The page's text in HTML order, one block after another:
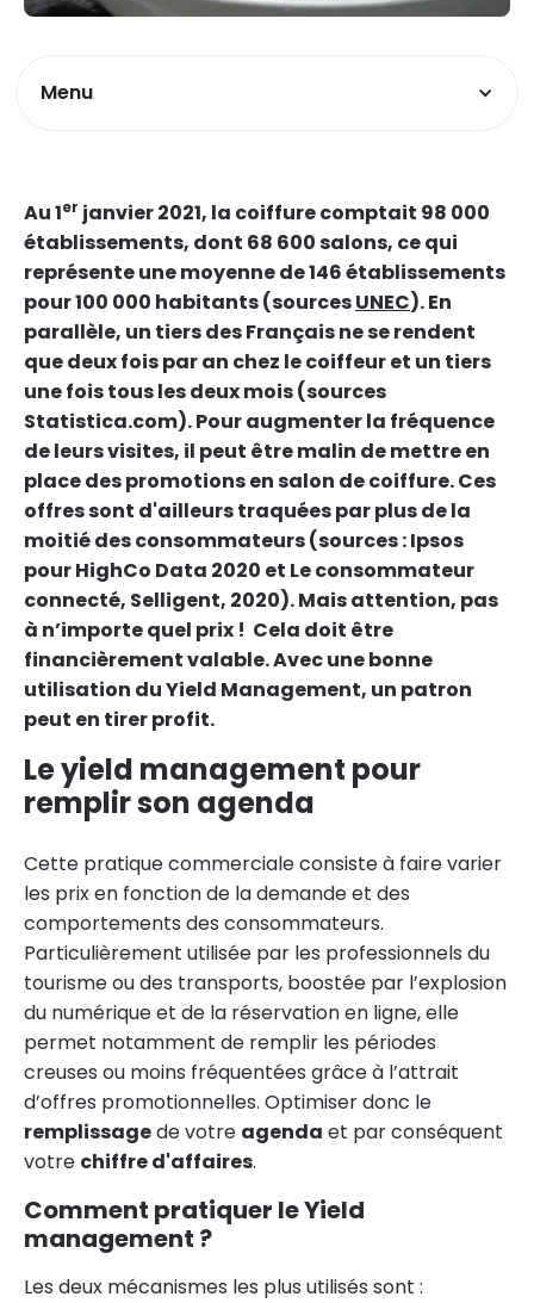
Menu
Au 1er janvier 2021, la coiffure comptait 98 000
établissements, dont 68 600 salons, ce qui
représente une moyenne de 146 établissements
pour 100 000 habitants (sourcesUNEC). En
parallèle, un tiers des Français ne se rendent
que deux fois par an chez le coiffeur et un tiers
une fois tous les deux mois (sources
Statistica.com). Pour augmenter la fréquence
de leurs visites, il peut être malin de mettre en
place des promotions en salon de coiffure. Ces
offres sont d'ailleurs traquées par plus de la
moitié des consommateurs (sources : Ipsos
pour HighCo Data 2020 et Le consommateur
connecté, Selligent, 2020). Mais attention, pas
à n’importe quel prix ! Cela doit être
financièrement valable. Avec une bonne
utilisation du Yield Management, un patron
peut en tirer profit.
Le yield management pour
remplir son agenda
Cette pratique commerciale consiste à faire varier
les prix en fonction de la demande et des
comportements des consommateurs.
Particulièrement utilisée par les professionnels du
tourisme ou des transports, boostée par l’explosion
du numérique et de la réservation en ligne, elle
permet notamment de remplir les périodes
creuses ou moins fréquentées grâce à l’attrait
d’offres promotionnelles. Optimiser donc le
remplissagede votre agenda et par conséquent
votre chiffre d'affaires.
Comment pratiquer le Yield
management ?
Les deux mécanismes les plus utilisés sont :